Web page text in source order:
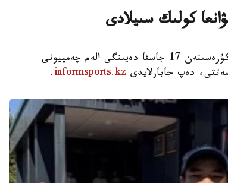
كولىك سىيلادى
استانا. KAZINFORM - شىمكەنت قالاسىندا گرەك-ريم كۇرەسىنەن 17 جاسقا دەيىنگى الەم چەمپيونى
دەپ حابارلايدى informsports.kz
.